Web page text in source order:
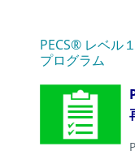
PECS® レベル
プログラム